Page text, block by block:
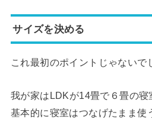
サイズを決める
これ最初のポイントじゃないで
我が家はLDKが14畳で６畳の寝
基本的に寝室はつなげたまま使